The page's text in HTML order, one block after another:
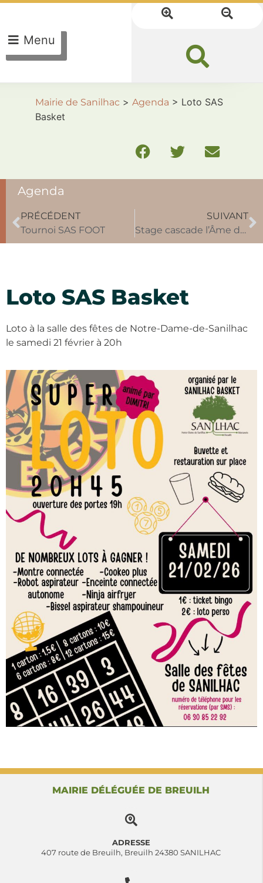
Menu
Mairie de Sanilhac > Agenda > Loto SAS
Basket
Agenda
PRÉCÉDENT
Tournoi SAS FOOT
SUIVANT
Stage cascade l’Âme des armes
Loto SAS Basket
Loto à la salle des fêtes de Notre-Dame-de-Sanilhac
le samedi 21 février à 20h
MAIRIE DÉLÉGUÉE DE BREUILH
ADRESSE
407 route de Breuilh, Breuilh 24380 SANILHAC